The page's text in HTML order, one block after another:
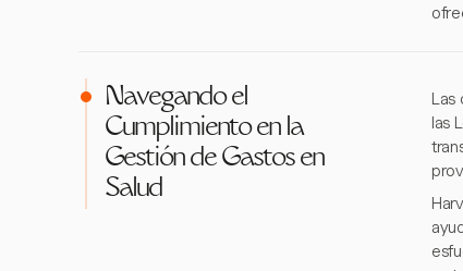
Navegando el
Cumplimiento en la
Gestión de Gastos en
Salud
Las
las